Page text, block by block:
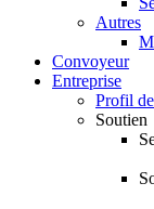
Autres
Convoyeur
Entreprise
Profil
Soutien